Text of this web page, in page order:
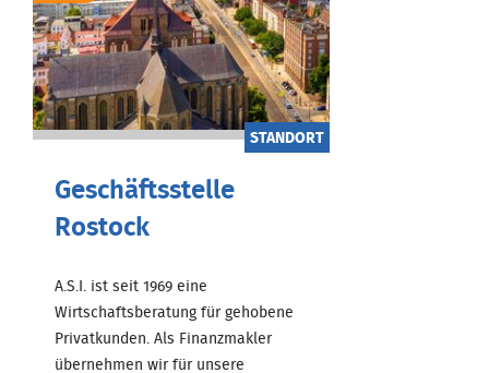
STANDORT
Geschäftsstelle
Rostock
A.S.I. ist seit 1969 eine
Wirtschaftsberatung für gehobene
Privatkunden. Als Finanzmakler
übernehmen wir für unsere